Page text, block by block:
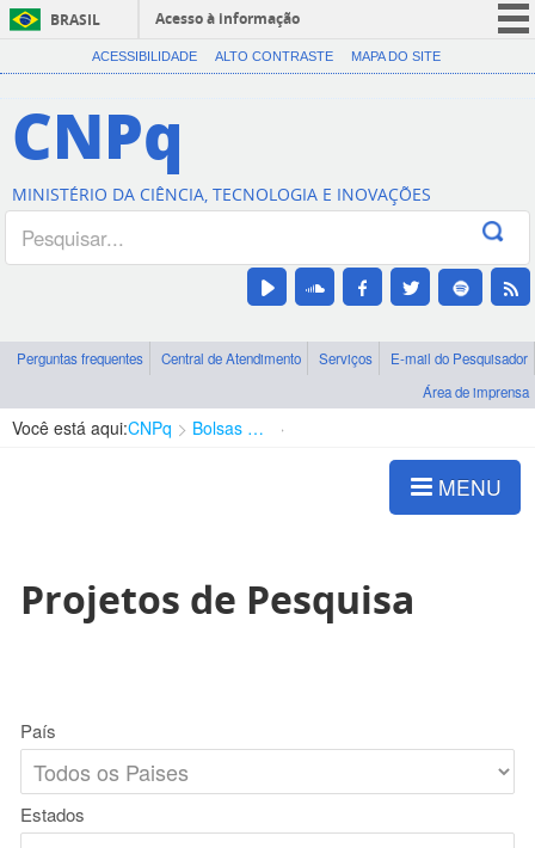
BRASIL
Acesso à informação
CORONAVÍRUS (COVID-19)
Canais
ACESSIBILIDADE ALTO CONTRASTE MAPA DO SITE
CNPq
MINISTÉRIO DA CIÊNCIA, TECNOLOGIA E INOVAÇÕES
Perguntas frequentes Central de Atendimento Serviços
E-mail do Pesquisador
Área de imprensa
Você está aqui:CNPq Bolsas e Auxílios Vigentes
MENU
Projetos de Pesquisa
País
Estados